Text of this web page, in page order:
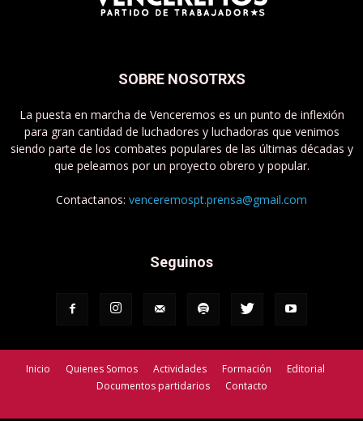
SOBRE NOSOTRXS
La puesta en marcha de Venceremos es un punto de inflexión
para gran cantidad de luchadores y luchadoras que venimos
siendo parte de los combates populares de las últimas décadas y
que peleamos por un proyecto obrero y popular.
Contactanos: venceremospt.prensa@gmail.com
Seguinos
Inicio Quienes Somos Actividades Formación
Editorial
Documentos partidarios
Contacto